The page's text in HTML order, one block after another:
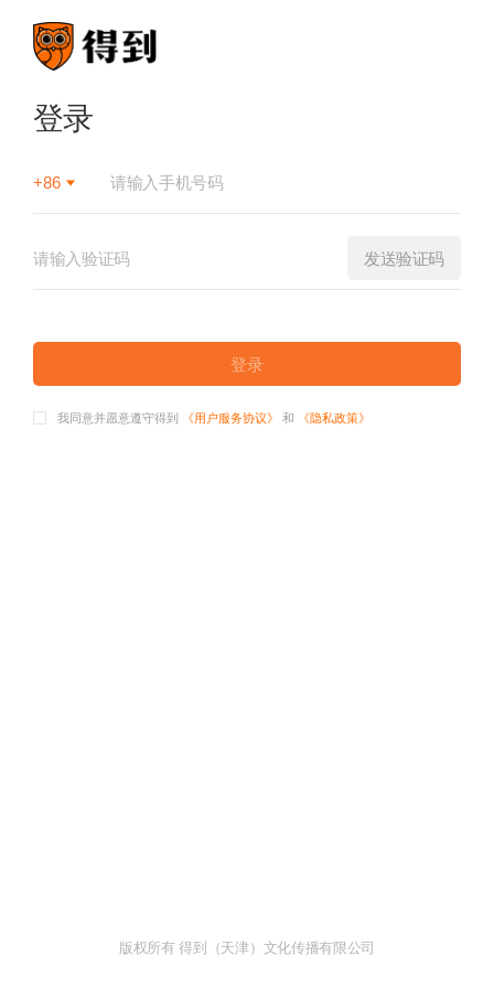
登录
+86
发送验证码
登录
我同意并愿意遵守得到 《用户服务协议》 和 《隐私政策》
版权所有 得到（天津）文化传播有限公司